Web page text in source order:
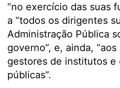
“no exercício das suas
a “todos os dirigentes
Administração Pública
governo”, e, ainda,
gestores de institutos e
públicas”.